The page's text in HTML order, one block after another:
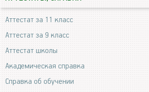
Аттестат за 11 класс
Аттестат за 9 класс
Аттестат школы
Академическая справка
Справка об обучении